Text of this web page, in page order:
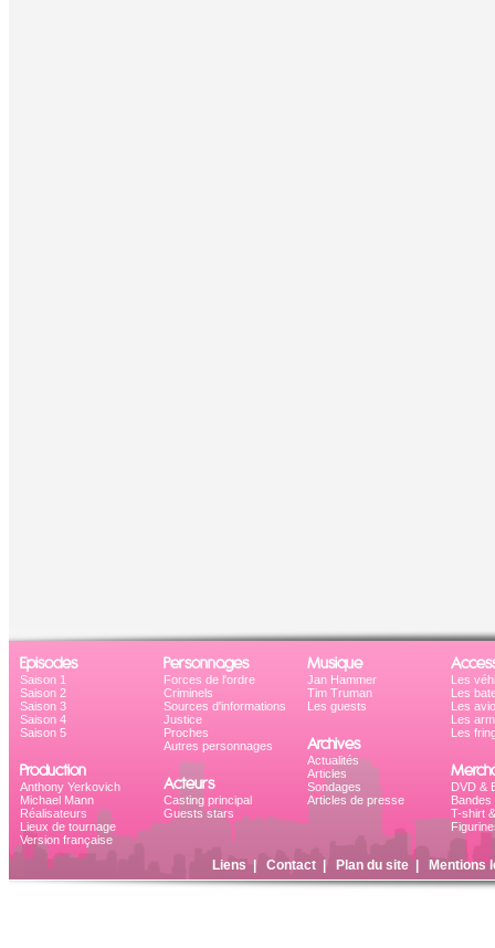
Episodes
Saison 1
Saison 2
Saison 3
Saison 4
Saison 5
Production
Anthony Yerkovich
Michael Mann
Réalisateurs
Lieux de tournage
Version française
Personnages
Forces de l'ordre
Criminels
Sources d'informations
Justice
Proches
Autres personnages
Acteurs
Casting principal
Guests stars
Musique
Jan Hammer
Tim Truman
Les guests
Archives
Actualités
Articles
Sondages
Articles de presse
Les
Les
Les
Les
Les
DVD &
Bandes
T-shirt
Liens Contact| Plan du site| Mentions